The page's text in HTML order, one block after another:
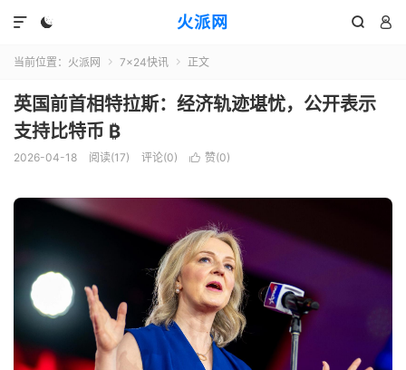
火派网
  

当前位置： 火派网  7×24快讯  正文
英国前首相特拉斯：经济轨迹堪忧，公开表示
支持比特币 ₿
2026-04-18 阅读(17) 评论(0)  赞(0)